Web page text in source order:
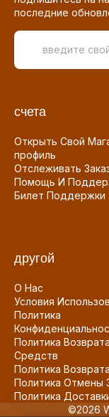
последние
счета
Открыть Свой
профиль
Отслеживать
Помощь И
Билет Поддержки
другой
О Нас
Условия
Политика
Политика Возврата
Средств
Политика
Политика Отмены
Политика
©2026